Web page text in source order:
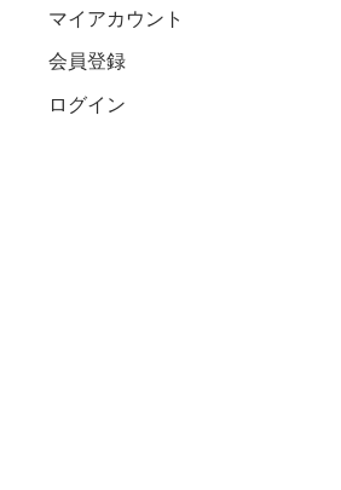
マイアカウント
会員登録
ログイン